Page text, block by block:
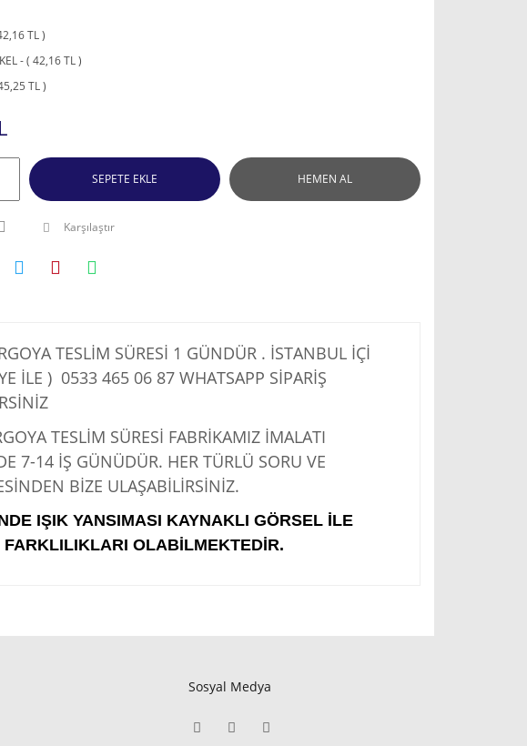
TL )
- ( 42,16 TL )
TL )
SEPETE EKLE HEMEN AL
Karşılaştır
TESLİM SÜRESİ 1 GÜNDÜR . İSTANBUL İÇİ
İLE ) 0533 465 06 87 WHATSAPP SİPARİŞ
TESLİM SÜRESİ FABRİKAMIZ İMALATI
7-14 İŞ GÜNÜDÜR. HER TÜRLÜ SORU VE
BİZE ULAŞABİLİRSİNİZ.
IŞIK YANSIMASI KAYNAKLI GÖRSEL İLE
OLABİLMEKTEDİR.
Sosyal Medya